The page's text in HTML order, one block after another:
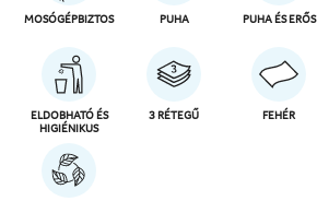
MOSÓGÉPBIZTOS PUHA PUHA ÉS ERŐS
ELDOBHATÓ ÉS
HIGIÉNIKUS
3 RÉTEGŰ FEHÉR